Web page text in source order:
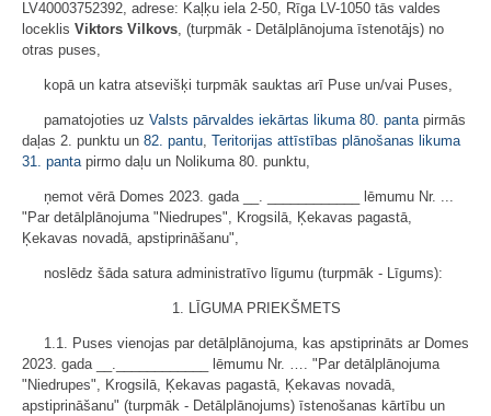
LV40003752392, adrese: Kaļķu iela 2-50, Rīga LV-1050 tās valdes
loceklis Viktors Vilkovs , (turpmāk - Detālplānojuma īstenotājs) no
otras puses,
kopā un katra atsevišķi turpmāk sauktas arī Puse un/vai Puses,
pamatojoties uz Valsts pārvaldes iekārtas likuma 80. panta pirmās
daļas 2. punktu un 82. pantu Teritorijas attīstības plānošanas likuma
31. panta pirmo daļu un Nolikuma 80. punktu,
ņemot vērā Domes 2023. gada __. ____________ lēmumu Nr. ...
"Par detālplānojuma "Niedrupes", Krogsilā, Ķekavas pagastā,
Ķekavas novadā, apstiprināšanu",
noslēdz šāda satura administratīvo līgumu (turpmāk - Līgums):
1. LĪGUMA PRIEKŠMETS
1.1. Puses vienojas par detālplānojuma, kas apstiprināts ar Domes
2023. gada __.____________ lēmumu Nr. …. "Par detālplānojuma
"Niedrupes", Krogsilā, Ķekavas pagastā, Ķekavas novadā,
apstiprināšanu" (turpmāk - Detālplānojums) īstenošanas kārtību un